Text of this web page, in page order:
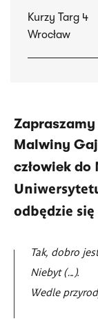
Kurzy Targ 4
Wrocław
Malwiny
człowiek do
odbędzie
Tak, dobro
Niebyt (…).
Wedle